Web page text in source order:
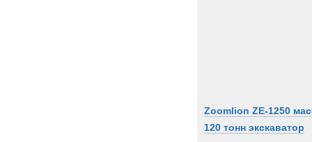
Zoomlion ZE-1250
120 тонн экскаватор